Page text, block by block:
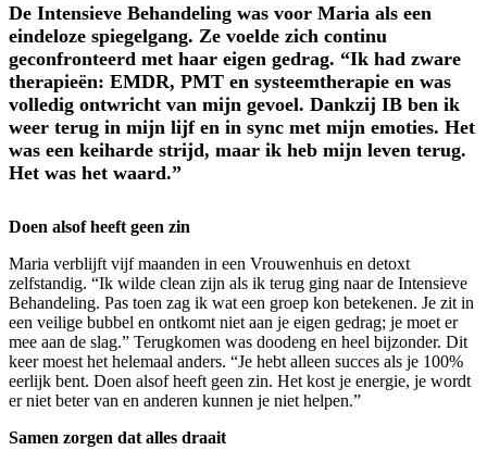
De Intensieve Behandeling was voor Maria als een
eindeloze spiegelgang. Ze voelde zich continu
geconfronteerd met haar eigen gedrag. “Ik had zware
therapieën: EMDR, PMT en systeemtherapie en was
volledig ontwricht van mijn gevoel. Dankzij IB ben ik
weer terug in mijn lijf en in sync met mijn emoties. Het
was een keiharde strijd, maar ik heb mijn leven terug.
Het was het waard.”
Doen alsof heeft geen zin
Maria verblijft vijf maanden in een Vrouwenhuis en detoxt
zelfstandig. “Ik wilde clean zijn als ik terug ging naar de Intensieve
Behandeling. Pas toen zag ik wat een groep kon betekenen. Je zit in
een veilige bubbel en ontkomt niet aan je eigen gedrag; je moet er
mee aan de slag.” Terugkomen was doodeng en heel bijzonder. Dit
keer moest het helemaal anders. “Je hebt alleen succes als je 100%
eerlijk bent. Doen alsof heeft geen zin. Het kost je energie, je wordt
er niet beter van en anderen kunnen je niet helpen.”
Samen zorgen dat alles draait